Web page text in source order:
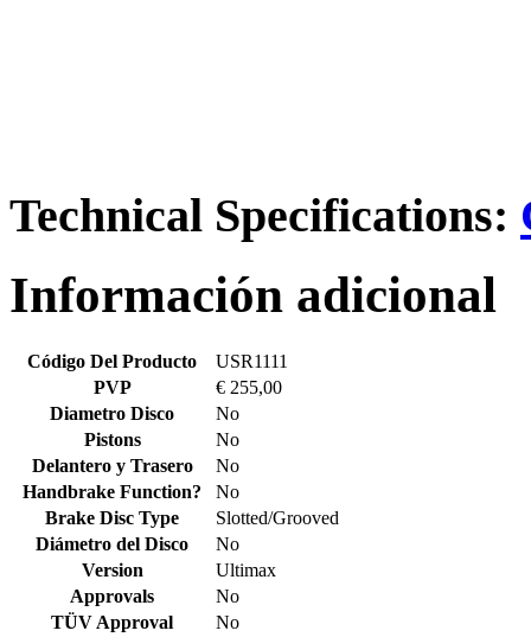
Technical Specifications:
Información adicional
Código Del Producto
USR1111
PVP
€ 255,00
Diametro Disco
No
Pistons
No
Delantero y Trasero
No
Handbrake Function?
No
Brake Disc Type
Slotted/Grooved
Diámetro del Disco
No
Version
Ultimax
Approvals
No
TÜV Approval
No